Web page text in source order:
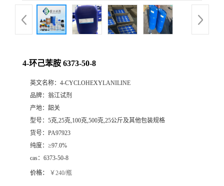
4-环己苯胺 6373-50-8
英文名称： 4-CYCLOHEXYLANILINE
品牌： 翁江试剂
产地： 韶关
型号： 5克,25克,100克,500克,25公斤及其他包装规格
货号： PA97923
纯度： ≥97.0%
cas： 6373-50-8
价格： ￥240/瓶